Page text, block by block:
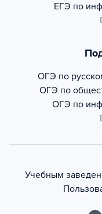
ЕГЭ по
ОГЭ по
ОГЭ по
ОГЭ по
Учебным